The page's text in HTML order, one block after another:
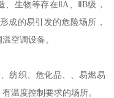
生物等存在ⅡA、ⅡB级，
成的易引发的危险场所，
空调设备。
纺织、危化品、、易燃易
温度控制要求的场所。